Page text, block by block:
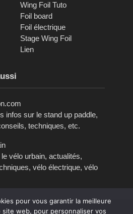
Wing Foil Tuto
Foil board
Foil électrique
Stage Wing Foil
Lien
infos sur le stand up paddle,
techniques, etc.
vélo urbain, actualités,
vélo électrique, vélo
pour vous garantir la meilleure
web, pour personnaliser vos